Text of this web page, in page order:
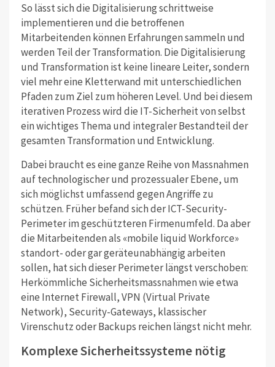
So lässt sich die Digitalisierung schrittweise
implementieren und die betroffenen
Mitarbeitenden können Erfahrungen sammeln und
werden Teil der Transformation. Die Digitalisierung
und Transformation ist keine lineare Leiter, sondern
viel mehr eine Kletterwand mit unterschiedlichen
Pfaden zum Ziel zum höheren Level. Und bei diesem
iterativen Prozess wird die IT-Sicherheit von selbst
ein wichtiges Thema und integraler Bestandteil der
gesamten Transformation und Entwicklung.
Dabei braucht es eine ganze Reihe von Massnahmen
auf technologischer und prozessualer Ebene, um
sich möglichst umfassend gegen Angriffe zu
schützen. Früher befand sich der ICT-Security-
Perimeter im geschützteren Firmenumfeld. Da aber
die Mitarbeitenden als «mobile liquid Workforce»
standort- oder gar geräteunabhängig arbeiten
sollen, hat sich dieser Perimeter längst verschoben:
Herkömmliche Sicherheitsmassnahmen wie etwa
eine Internet Firewall, VPN (Virtual Private
Network), Security-Gateways, klassischer
Virenschutz oder Backups reichen längst nicht mehr.
Komplexe Sicherheitssysteme nötig